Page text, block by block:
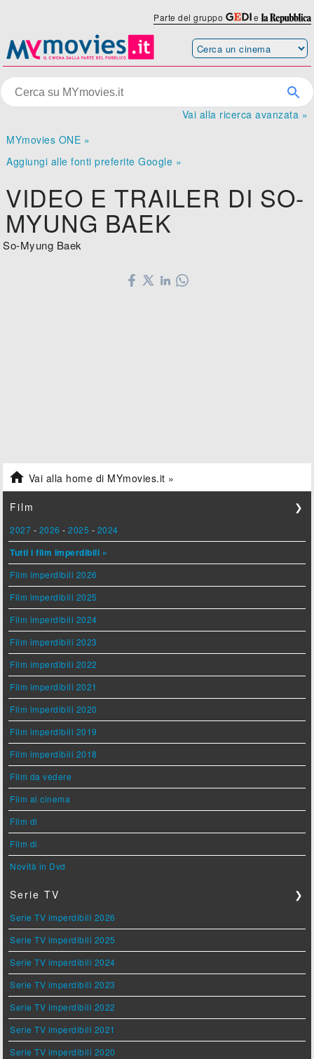
Parte del gruppo e
Vai alla ricerca avanzata »
MYmovies ONE »
Aggiungi alle fonti preferite Google »
VIDEO E TRAILER DI SO-
MYUNG BAEK
So-Myung Baek
 Vai alla home di MYmovies.it »
Film ❯
2027 - 2026 -2025 - 2024
Tutti i film imperdibili »
Film imperdibili 2026
Film imperdibili 2025
Film imperdibili 2024
Film imperdibili 2023
Film imperdibili 2022
Film imperdibili 2021
Film imperdibili 2020
Film imperdibili 2019
Film imperdibili 2018
Film da vedere
Film al cinema
Film di
Film di
Novità in Dvd
Serie TV ❯
Serie TV imperdibili 2026
Serie TV imperdibili 2025
Serie TV imperdibili 2024
Serie TV imperdibili 2023
Serie TV imperdibili 2022
Serie TV imperdibili 2021
Serie TV imperdibili 2020